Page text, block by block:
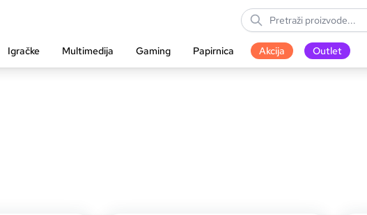
Igračke Multimedija Gaming Papirnica Akcija Outlet